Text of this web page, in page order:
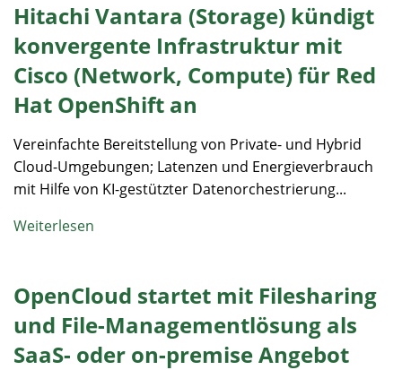
Hitachi Vantara (Storage) kündigt
konvergente Infrastruktur mit
Cisco (Network, Compute) für Red
Hat OpenShift an
Vereinfachte Bereitstellung von Private- und Hybrid
Cloud-Umgebungen; Latenzen und Energieverbrauch
mit Hilfe von KI-gestützter Datenorchestrierung...
Weiterlesen
OpenCloud startet mit Filesharing
und File-Managementlösung als
SaaS- oder on-premise Angebot